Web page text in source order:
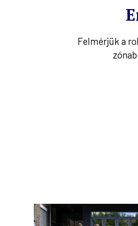
Felmérjük a